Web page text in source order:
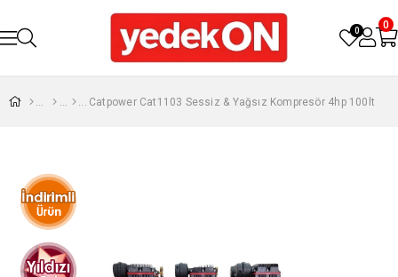
0 0
Catpower Cat1103 Sessiz & Yağsız Kompresör 4hp 100lt